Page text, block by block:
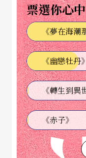
票選你心
《夢在海潮
《幽戀牡丹》
《赤子》